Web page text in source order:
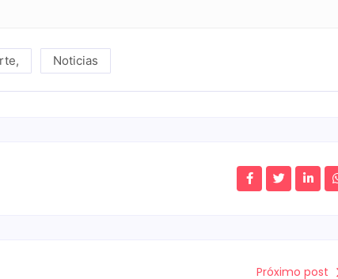
, Noticias
Próximo post